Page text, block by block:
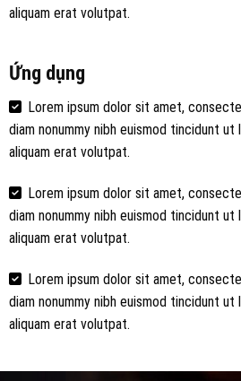
aliquam erat volutpat.
Ứng dụng
Lorem ipsum dolor sit amet,
diam nonummy nibh euismod tincidunt
aliquam erat volutpat.
Lorem ipsum dolor sit amet,
diam nonummy nibh euismod tincidunt
aliquam erat volutpat.
Lorem ipsum dolor sit amet,
diam nonummy nibh euismod tincidunt
aliquam erat volutpat.